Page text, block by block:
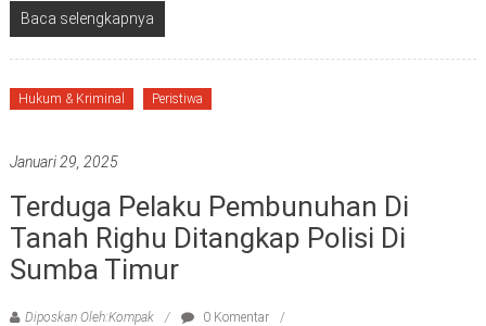
Baca selengkapnya
Hukum & Kriminal Peristiwa
Januari 29, 2025
Terduga Pelaku Pembunuhan Di
Tanah Righu Ditangkap Polisi Di
Sumba Timur
Diposkan Oleh:Kompak
0 Komentar